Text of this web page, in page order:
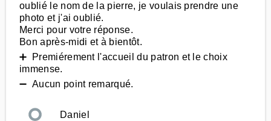
oublié le nom de la pierre, je voulais prendre une
photo et j'ai oublié.
Merci pour votre réponse.
Bon après-midi et à bientôt.
➕ Premiérement l'accueil du patron et le choix
immense.
➖ Aucun point remarqué.
Daniel